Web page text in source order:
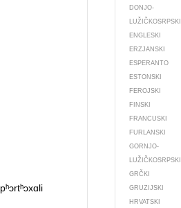
pʰɔrtʰɔxɑli
DONJO­
LUŽIČKOSRPSKI
ENGLESKI
ERZJANSKI
ESPERANTO
ESTONSKI
FEROJSKI
FINSKI
FRANCUSKI
FURLANSKI
GORNJO­
LUŽIČKOSRPSKI
GRČKI
GRUZIJSKI
HRVATSKI